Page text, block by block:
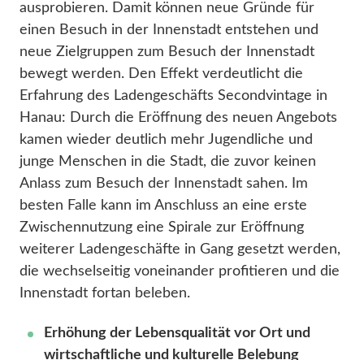
ausprobieren. Damit können neue Gründe für
einen Besuch in der Innenstadt entstehen und
neue Zielgruppen zum Besuch der Innenstadt
bewegt werden. Den Effekt verdeutlicht die
Erfahrung des Ladengeschäfts Secondvintage in
Hanau: Durch die Eröffnung des neuen Angebots
kamen wieder deutlich mehr Jugendliche und
junge Menschen in die Stadt, die zuvor keinen
Anlass zum Besuch der Innenstadt sahen. Im
besten Falle kann im Anschluss an eine erste
Zwischennutzung eine Spirale zur Eröffnung
weiterer Ladengeschäfte in Gang gesetzt werden,
die wechselseitig voneinander profitieren und die
Innenstadt fortan beleben.
Erhöhung der Lebensqualität vor Ort und
wirtschaftliche und kulturelle Belebung